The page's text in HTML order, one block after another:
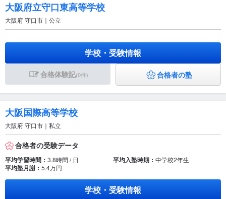
大阪府立守口東高等学校
大阪府 守口市｜公立
学校・受験情報
合格体験記(0件) 合格者の塾
大阪国際高等学校
大阪府 守口市｜私立
合格者の受験データ
平均学習時間： 3.8時間 / 日 平均入塾時期： 中学校2年生
平均塾月謝： 5.4万円
学校・受験情報